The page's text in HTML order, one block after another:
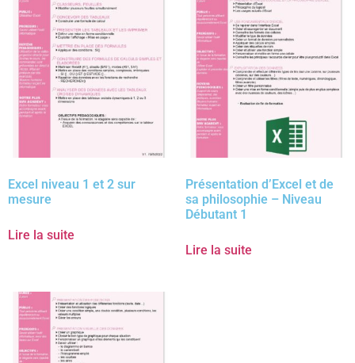
Excel niveau 1 et 2 sur
mesure
Lire la suite
Présentation d’Excel et de
sa philosophie – Niveau
Débutant 1
Lire la suite